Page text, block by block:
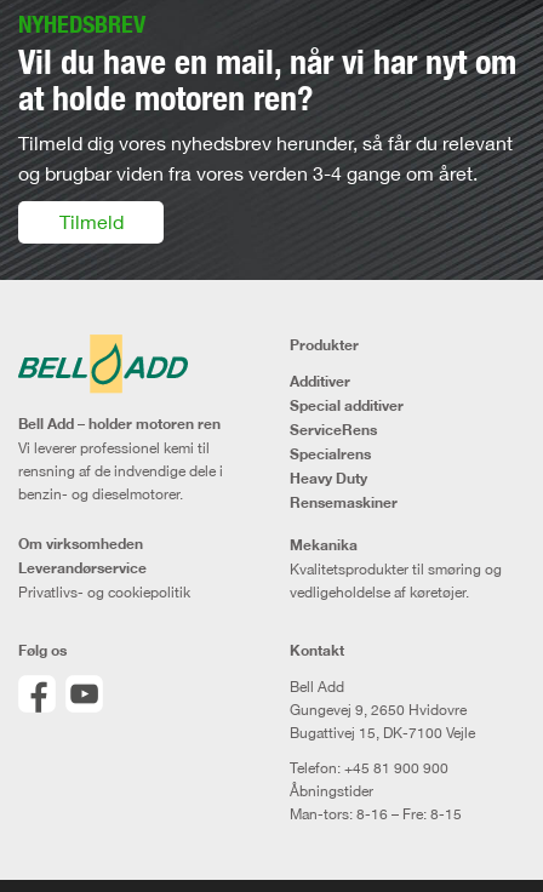
NYHEDSBREV
Vil du have en mail, når vi har nyt om
at holde motoren ren?
Tilmeld dig vores nyhedsbrev herunder, så får du relevant
og brugbar viden fra vores verden 3-4 gange om året.
Tilmeld
Bell Add – holder motoren ren
Vi leverer professionel kemi til
rensning af de indvendige dele i
benzin- og dieselmotorer.
Om virksomheden
Leverandørservice
Privatlivs- og cookiepolitik
Produkter
Additiver
Special additiver
ServiceRens
Specialrens
Heavy Duty
Rensemaskiner
Mekanika
Kvalitetsprodukter til smøring og
vedligeholdelse af køretøjer.
Følg os Kontakt
Bell Add
Gungevej 9, 2650 Hvidovre
Bugattivej 15, DK-7100 Vejle
Telefon: +45 81 900 900
Åbningstider
Man-tors: 8-16 – Fre: 8-15